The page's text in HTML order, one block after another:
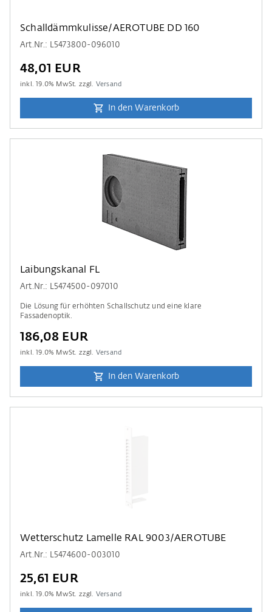
Schalldämmkulisse/AEROTUBE DD 160
Art.Nr.: L5473800-096010
48,01 EUR
inkl.19.0% MwSt. zzgl. Versand
In den Warenkorb
Laibungskanal FL
Art.Nr.: L5474500-097010
Die Lösung für erhöhten Schallschutz und eine klare
Fassadenoptik.
186,08 EUR
inkl.19.0% MwSt. zzgl. Versand
In den Warenkorb
Wetterschutz Lamelle RAL 9003/AEROTUBE
Art.Nr.: L5474600-003010
25,61 EUR
inkl.19.0% MwSt. zzgl. Versand